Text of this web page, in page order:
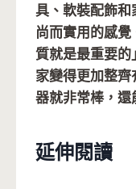
具、軟裝配飾和
尚而實用的感
質就是最重要的
家變得更加整
器就非常棒，還
延伸閱讀